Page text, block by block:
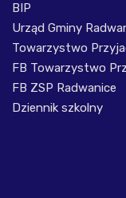
BIP
Urząd Gminy
Towarzystwo
FB Towarzystwo
FB ZSP Radwanice
Dziennik szkolny